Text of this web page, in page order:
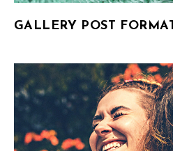
GALLERY POST